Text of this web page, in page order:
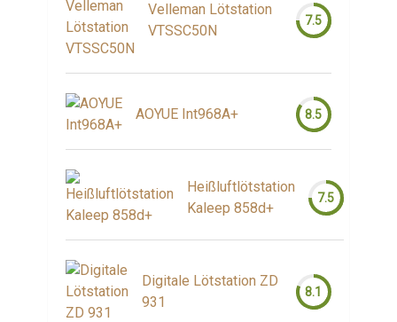
Velleman Lötstation
VTSSC50N
7.5
AOYUE Int968A+ 8.5
Heißluftlötstation
Kaleep 858d+
7.5
Digitale Lötstation ZD
931
8.1